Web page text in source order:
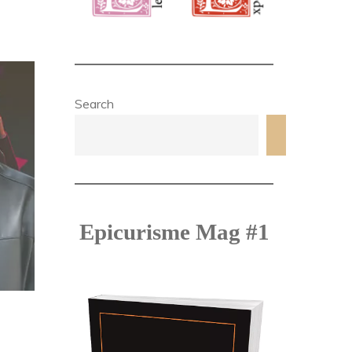
Search
Epicurisme Mag #1